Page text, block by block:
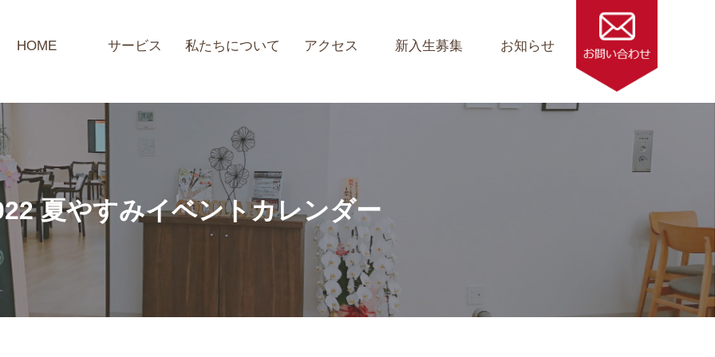
HOME サービス 私たちについて アクセス 新入生募集 お知らせ
夏やすみイベントカレンダー